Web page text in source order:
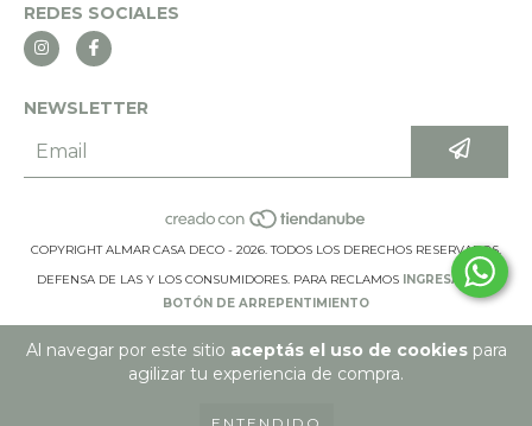
Al navegar por este sitio aceptás el uso de cookiespara
agilizar tu experiencia de compra.
REDES SOCIALES
NEWSLETTER
COPYRIGHT ALMAR CASA DECO - 2026. TODOS LOS DERECHOS RESERVADOS.
DEFENSA DE LAS Y LOS CONSUMIDORES. PARA RECLAMOS INGRESÁ ACÁ.
BOTÓN DE ARREPENTIMIENTO